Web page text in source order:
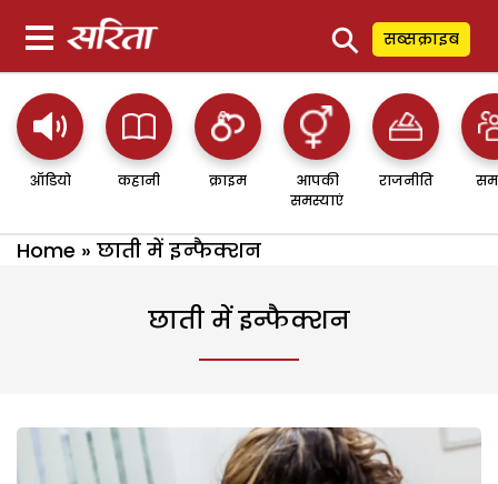
⚲ सब्सक्राइब
ऑडियो कहानी क्राइम
आपकी
समस्याएं
राजनीति
Home » छाती में इन्फैक्शन
छाती में इन्फैक्शन